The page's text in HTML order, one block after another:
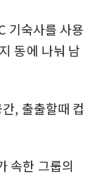
기숙사를 사용
동에 나눠 남
, 출출할때 컵
속한 그룹의